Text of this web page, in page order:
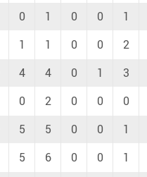
0 1 0 0 1
1 1 0 0 2
4 4 0 1 3
0 2 0 0 0
5 5 0 0 1
5 6 0 0 1